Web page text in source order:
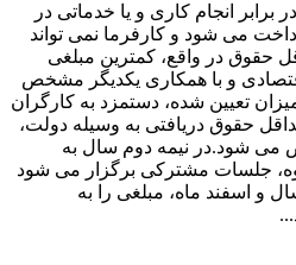
انجام کاری و یا خدماتی در
می شود و کارفرما نمی تواند
حقوق در واقع، کمترین مبلغی
و با همکاری یکدیگر مشخص
تعیین شده، دستمزد به کارگران
حقوق دریافتی به وسیله دولت،
می شود.در نیمه دوم سال به
جلسات مشترکی برگزار می شود
و اسفند ماه، مبلغی را به